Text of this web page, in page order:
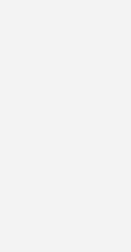
35 kW. In den Geräten